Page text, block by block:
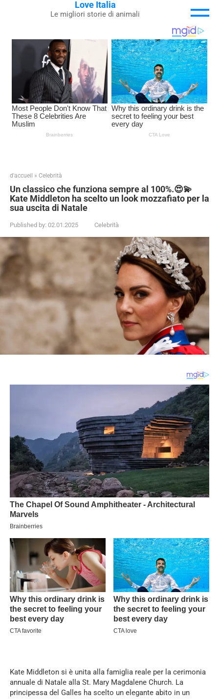
Love Italia
Le migliori storie di animali
d'accueil » Celebrità
Un classico che funziona sempre al 100%.😍💫
Kate Middleton ha scelto un look mozzafiato per la
sua uscita di Natale
Published by: 02.01.2025 Celebrità
Kate Middleton si è unita alla famiglia reale per la cerimonia
annuale di Natale alla St. Mary Magdalene Church. La
principessa del Galles ha scelto un elegante abito in un